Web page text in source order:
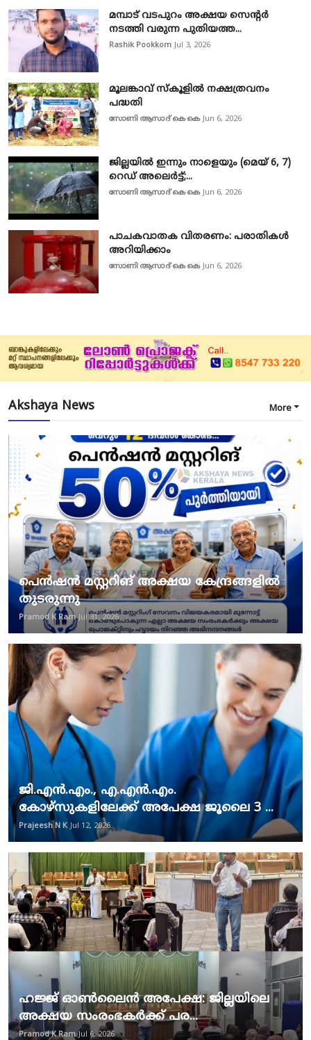
മമ്പാട് വടപുറം അക്ഷയ സെന്റർ
നടത്തി വരുന്ന പുതിയത്ത...
Rashik Pookkom Jul 3, 2026
മൂലങ്കാവ് സ്കൂളിൽ നക്ഷത്രവനം
പദ്ധതി
സോണി ആസാദ് കെ കെ Jun 6, 2026
ജില്ലയിൽ ഇന്നും നാളെയും (മെയ് 6, 7)
റെഡ് അലെർട്ട്;...
സോണി ആസാദ് കെ കെ Jun 6, 2026
പാചകവാതക വിതരണം: പരാതികൾ
അറിയിക്കാം
സോണി ആസാദ് കെ കെ Jun 6, 2026
Akshaya News More
പെൻഷൻ മസ്റ്ററിങ് അക്ഷയ കേന്ദ്രങ്ങളിൽ
തുടരുന്നു
Pramod K Ram Jul 31, 2026
ജി.എൻ.എം., എ.എൻ.എം.
കോഴ്സുകളിലേക്ക് അപേക്ഷ ജൂലൈ 3 ...
Prajeesh N K Jul 12, 2026
ഹജ്ജ് ഓൺലൈൻ അപേക്ഷ: ജില്ലയിലെ
അക്ഷയ സംരംഭകർക്ക് പര...
Pramod K Ram Jul 6, 2026